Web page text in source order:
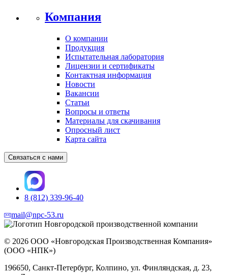
Компания
О компании
Продукция
Испытательная лаборатория
Лицензии и сертификаты
Контактная информация
Новости
Вакансии
Статьи
Вопросы и ответы
Материалы для скачивания
Опросный лист
Карта сайта
Связаться с нами
8 (812) 339-96-40
mail@npc-53.ru
© 2026 ООО «Новгородская Производственная Компания»
(ООО «НПК»)
196650, Санкт-Петербург, Колпино, ул. Финляндская, д. 23,